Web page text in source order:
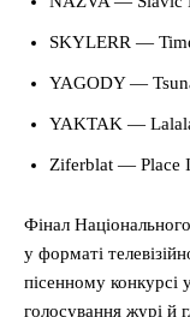
SKYLERR —
YAGODY —
YAKTAK —
Ziferblat — Place
Фінал
у форматі
пісенному конкурсі
голосування журі й